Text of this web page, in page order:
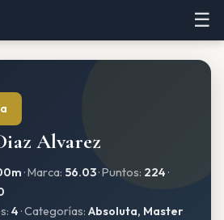
☰
Alvarez
· Marca: 56.03· Puntos: 224 ·
4 · Categorías: Absoluta, Master